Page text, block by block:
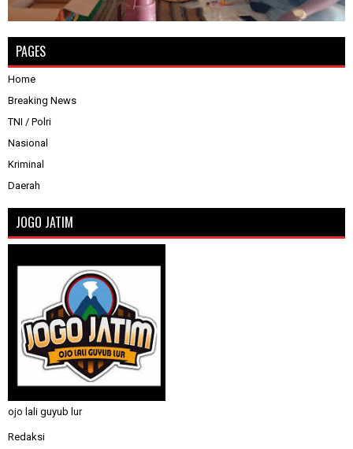
PAGES
Home
Breaking News
TNI / Polri
Nasional
Kriminal
Daerah
JOGO JATIM
ojo lali guyub lur
Redaksi